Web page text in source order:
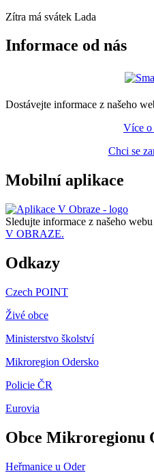
Zítra má svátek Lada
Informace od nás
Dostávejte informace z našeho
Více o
Chci se
Mobilní aplikace
Sledujte informace z našeho
V OBRAZE.
Odkazy
Czech POINT
Živé obce
Ministerstvo školství
Mikroregion Odersko
Policie ČR
Eurovia
Obce Mikroregionu
Heřmanice u Oder